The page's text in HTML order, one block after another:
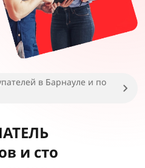
в Барнауле и по
и сто